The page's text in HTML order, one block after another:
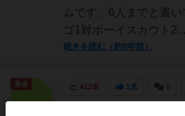
ムです。6人までと書
ゴ1対ボーイスカウト2...
続きを読む（約8年前）
412名 1名
勇者